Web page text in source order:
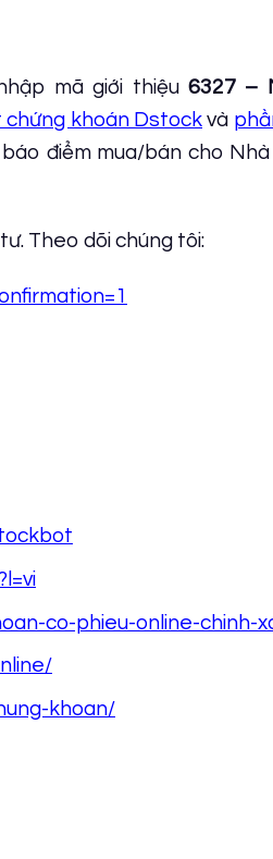
mã giới thiệu 6327 –
chứng khoán Dstockvà
điểm mua/bán cho
Theo dõi chúng tôi:
co-phieu-online-chinh-
khoan/